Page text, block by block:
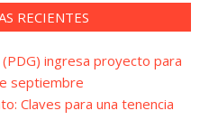
RECIENTES
ingresa proyecto para
septiembre
Claves para una tenencia